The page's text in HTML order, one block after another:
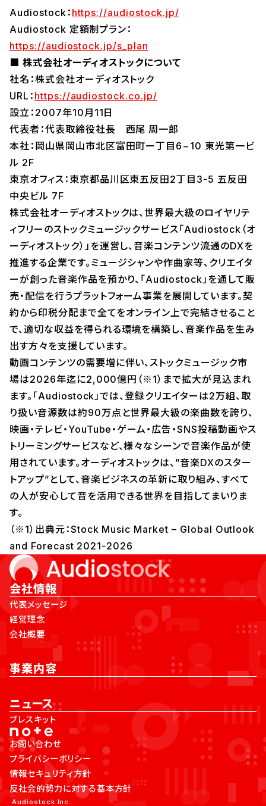
​Audiostock： https://audiostock.jp/
Audiostock 定額制プラン：
https://audiostock.jp/s_plan
■ 株式会社オーディオストックについて
社名：株式会社オーディオストック
URL： https://audiostock.co.jp/
設立：2007年10月11日
代表者：代表取締役社長 西尾 周一郎
本社：岡山県岡山市北区富田町ー丁目6−10 東光第一ビ
ル 2F
東京オフィス：東京都品川区東五反田2丁目3-5 五反田
中央ビル 7F
株式会社オーディオストックは、世界最大級のロイヤリテ
ィフリーのストックミュージックサービス「Audiostock（オ
ーディオストック）」を運営し、音楽コンテンツ流通のDXを
推進する企業です。ミュージシャンや作曲家等、クリエイタ
ーが創った音楽作品を預かり、「Audiostock」を通して販
売・配信を行うプラットフォーム事業を展開しています。契
約から印税分配まで全てをオンライン上で完結させること
で、適切な収益を得られる環境を構築し、音楽作品を生み
出す方々を支援しています。
動画コンテンツの需要増に伴い、ストックミュージック市
場は2026年迄に2,000億円（※1）まで拡大が見込まれ
ます。「Audiostock」では、登録クリエイターは2万組、取
り扱い音源数は約90万点と世界最大級の楽曲数を誇り、
映画・テレビ・YouTube・ゲーム・広告・SNS投稿動画やス
トリーミングサービスなど、様々なシーンで音楽作品が使
用されています。オーディオストックは、”音楽DXのスター
トアップ”として、音楽ビジネスの革新に取り組み、すべて
の人が安心して音を活用できる世界を目指してまいりま
す。
（※1）出典元：Stock Music Market – Global Outlook
and Forecast 2021-2026
会社情報
代表メッセージ
経営理念
会社概要
事業内容
ニュース
プレスキット
お問い合わせ
プライバシーポリシー
情報セキュリティ方針
反社会的勢力に対する基本方針
Audiostock Inc.